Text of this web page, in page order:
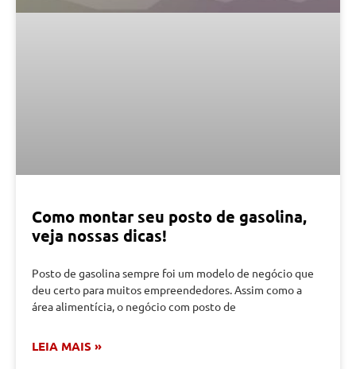
Como montar seu posto de gasolina,
veja nossas dicas!
Posto de gasolina sempre foi um modelo de negócio que
deu certo para muitos empreendedores. Assim como a
área alimentícia, o negócio com posto de
LEIA MAIS »